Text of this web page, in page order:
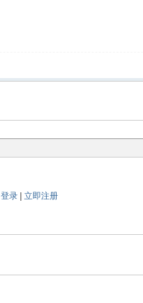
登录| 立即注册